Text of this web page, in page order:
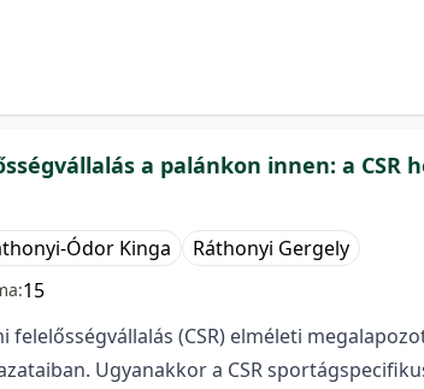
a palánkon innen: a CSR
Ódor Kinga Ráthonyi Gergely
15
felelősségvállalás (CSR) elméleti
Ugyanakkor a CSR